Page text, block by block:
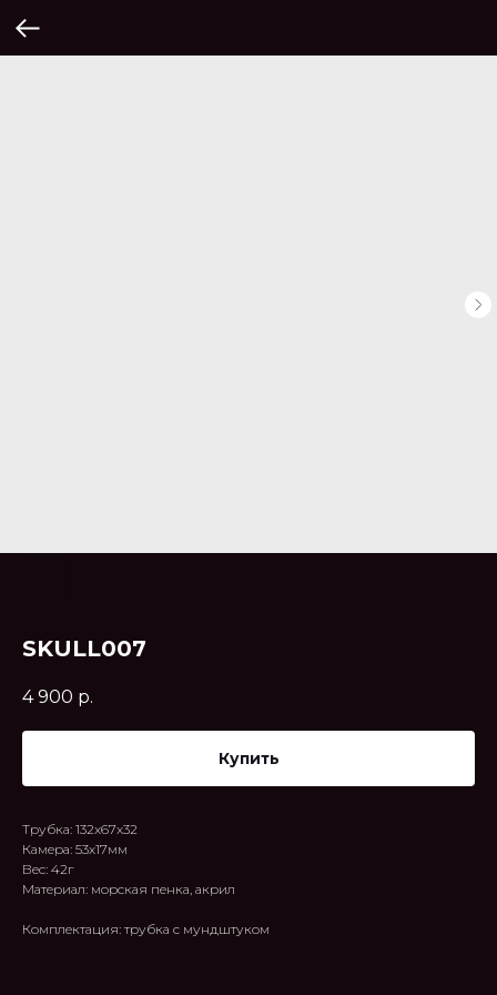
SKULL007
4 900 р.
Купить
Трубка: 132x67x32
Камера: 53x17мм
Вес: 42г
Материал: морская пенка, акрил
Комплектация: трубка с мундштуком